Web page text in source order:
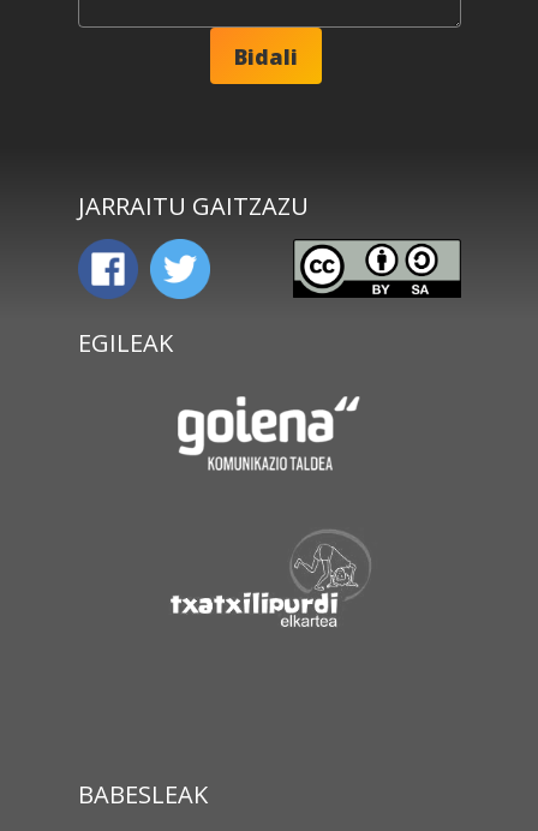
JARRAITU GAITZAZU
EGILEAK
BABESLEAK